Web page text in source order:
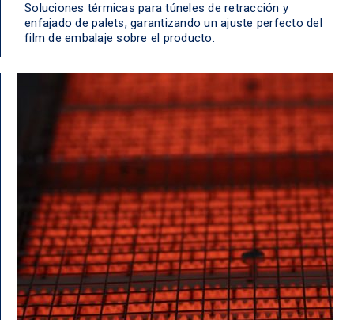
Soluciones térmicas para túneles de retracción y
enfajado de palets, garantizando un ajuste perfecto del
film de embalaje sobre el producto.